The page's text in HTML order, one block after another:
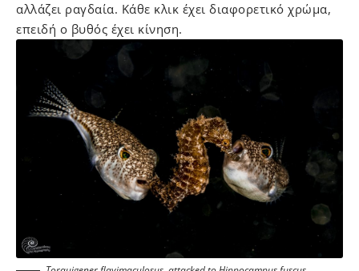
αλλάζει ραγδαία. Κάθε κλικ έχει διαφορετικό χρώμα,
επειδή ο βυθός έχει κίνηση.